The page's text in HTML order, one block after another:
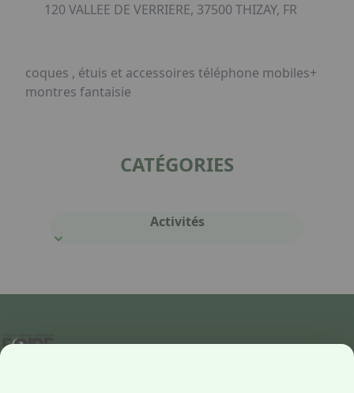
120 VALLEE DE VERRIERE, 37500 THIZAY, FR
coques , étuis et accessoires téléphone mobiles+
montres fantaisie
CATÉGORIES
Activités